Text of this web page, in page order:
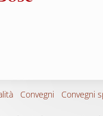
Convegni Convegni